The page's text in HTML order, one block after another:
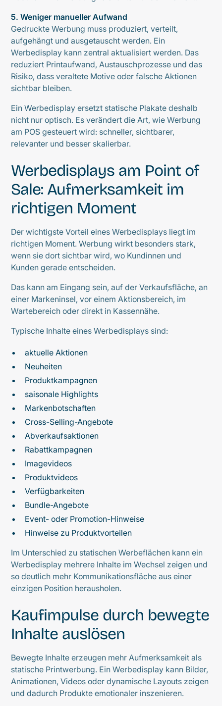
5. Weniger manueller Aufwand
Gedruckte Werbung muss produziert, verteilt,
aufgehängt und ausgetauscht werden. Ein
Werbedisplay kann zentral aktualisiert werden. Das
reduziert Printaufwand, Austauschprozesse und das
Risiko, dass veraltete Motive oder falsche Aktionen
sichtbar bleiben.
Ein Werbedisplay ersetzt statische Plakate deshalb
nicht nur optisch. Es verändert die Art, wie Werbung
am POS gesteuert wird: schneller, sichtbarer,
relevanter und besser skalierbar.
Werbedisplays am Point of
Sale: Aufmerksamkeit im
richtigen Moment
Der wichtigste Vorteil eines Werbedisplays liegt im
richtigen Moment. Werbung wirkt besonders stark,
wenn sie dort sichtbar wird, wo Kundinnen und
Kunden gerade entscheiden.
Das kann am Eingang sein, auf der Verkaufsfläche, an
einer Markeninsel, vor einem Aktionsbereich, im
Wartebereich oder direkt in Kassennähe.
Typische Inhalte eines Werbedisplays sind:
aktuelle Aktionen
Neuheiten
Produktkampagnen
saisonale Highlights
Markenbotschaften
Cross-Selling-Angebote
Abverkaufsaktionen
Rabattkampagnen
Imagevideos
Produktvideos
Verfügbarkeiten
Bundle-Angebote
Event- oder Promotion-Hinweise
Hinweise zu Produktvorteilen
Im Unterschied zu statischen Werbeflächen kann ein
Werbedisplay mehrere Inhalte im Wechsel zeigen und
so deutlich mehr Kommunikationsfläche aus einer
einzigen Position herausholen.
Kaufimpulse durch bewegte
Inhalte auslösen
Bewegte Inhalte erzeugen mehr Aufmerksamkeit als
statische Printwerbung. Ein Werbedisplay kann Bilder,
Animationen, Videos oder dynamische Layouts zeigen
und dadurch Produkte emotionaler inszenieren.